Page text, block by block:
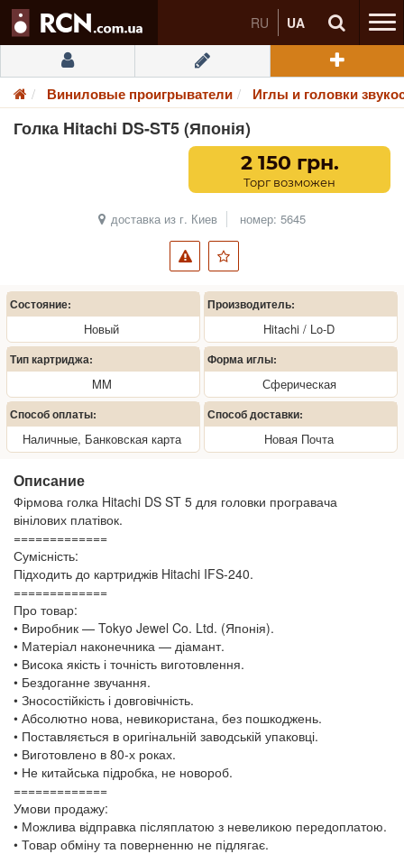
RU UA
Виниловые проигрыватели Иглы и головки
Голка Hitachi DS-ST5 (Японія)
2 150 грн.
Торг возможен
доставка из г. Киев номер: 5645
Состояние:
Новый
Производитель:
Hitachi / Lo-D
Тип картриджа:
MM
Форма иглы:
Сферическая
Способ оплаты:
Наличные, Банковская карта
Способ доставки:
Новая Почта
Описание
Фірмова голка Hitachi DS ST 5 для головки програвача
вінілових платівок.
=============
Сумісність:
Підходить до картриджів Hitachi IFS-240.
=============
Про товар:
• Виробник — Tokyo Jewel Co. Ltd. (Японія).
• Матеріал наконечника — діамант.
• Висока якість і точність виготовлення.
• Бездоганне звучання.
• Зносостійкість і довговічність.
• Абсолютно нова, невикористана, без пошкоджень.
• Поставляється в оригінальній заводській упаковці.
• Виготовлено в 80-х роках.
• Не китайська підробка, не новороб.
=============
Умови продажу:
• Можлива відправка післяплатою з невеликою передоплатою.
• Товар обміну та поверненню не підлягає.